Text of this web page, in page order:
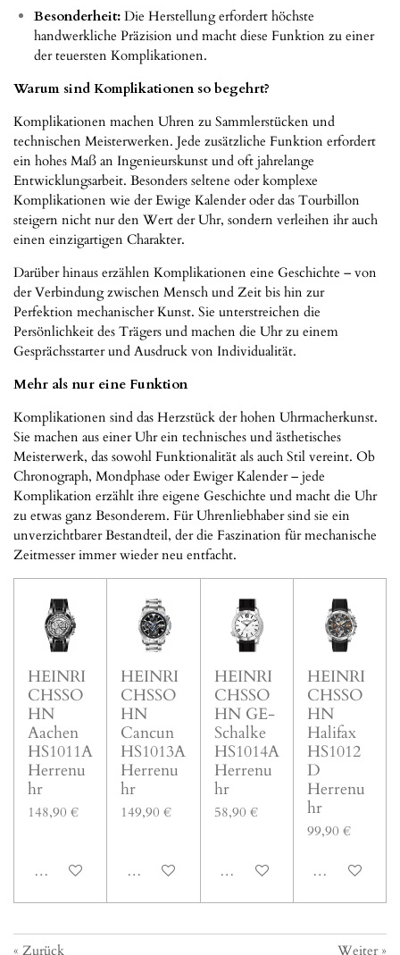
Besonderheit:Die Herstellung erfordert höchste
handwerkliche Präzision und macht diese Funktion zu einer
der teuersten Komplikationen.
Warum sind Komplikationen so begehrt?
Komplikationen machen Uhren zu Sammlerstücken und
technischen Meisterwerken. Jede zusätzliche Funktion erfordert
ein hohes Maß an Ingenieurskunst und oft jahrelange
Entwicklungsarbeit. Besonders seltene oder komplexe
Komplikationen wie der Ewige Kalender oder das Tourbillon
steigern nicht nur den Wert der Uhr, sondern verleihen ihr auch
einen einzigartigen Charakter.
Darüber hinaus erzählen Komplikationen eine Geschichte – von
der Verbindung zwischen Mensch und Zeit bis hin zur
Perfektion mechanischer Kunst. Sie unterstreichen die
Persönlichkeit des Trägers und machen die Uhr zu einem
Gesprächsstarter und Ausdruck von Individualität.
Mehr als nur eine Funktion
Komplikationen sind das Herzstück der hohen Uhrmacherkunst.
Sie machen aus einer Uhr ein technisches und ästhetisches
Meisterwerk, das sowohl Funktionalität als auch Stil vereint. Ob
Chronograph, Mondphase oder Ewiger Kalender – jede
Komplikation erzählt ihre eigene Geschichte und macht die Uhr
zu etwas ganz Besonderem. Für Uhrenliebhaber sind sie ein
unverzichtbarer Bestandteil, der die Faszination für mechanische
Zeitmesser immer wieder neu entfacht.
HEINRI
CHSSO
HN
Aachen
HS1011A
Herrenu
hr
148,90 €
In den Warenkorb
HEINRI
CHSSO
HN
Cancun
HS1013A
Herrenu
hr
149,90 €
In den Warenkorb
HEINRI
CHSSO
HN GE-
Schalke
HS1014A
Herrenu
hr
58,90 €
In den Warenkorb
HEINRI
CHSSO
HN
Halifax
HS1012
D
Herrenu
hr
99,90 €
In den
« Zurück Weiter»